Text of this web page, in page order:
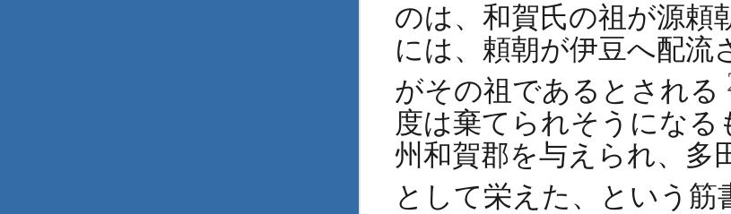
のは、和賀氏の祖が源
には、頼朝が伊豆へ配流
がその祖であるとされる
度は棄てられそうになる
州和賀郡を与えられ、多
として栄えた、という筋